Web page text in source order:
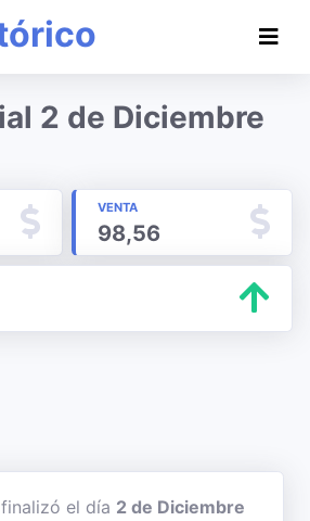
2 de Diciembre
VENTA
98,56
el día 2 de Diciembre